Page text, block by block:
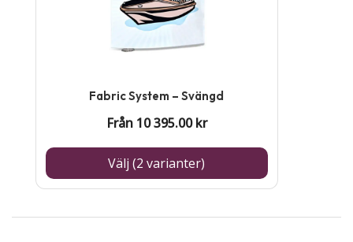
Fabric System – Svängd
Från 10 395.00kr
Välj (2 varianter)
alternativen
kan
väljas